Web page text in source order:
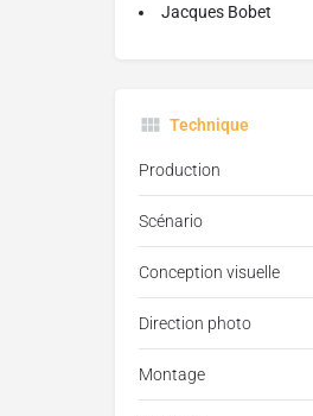
Jacques Bobet
Technique
Production
Scénario
Conception visuelle
Direction photo
Montage